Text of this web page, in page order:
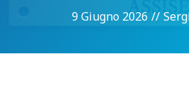
9 Giugno 2026 //